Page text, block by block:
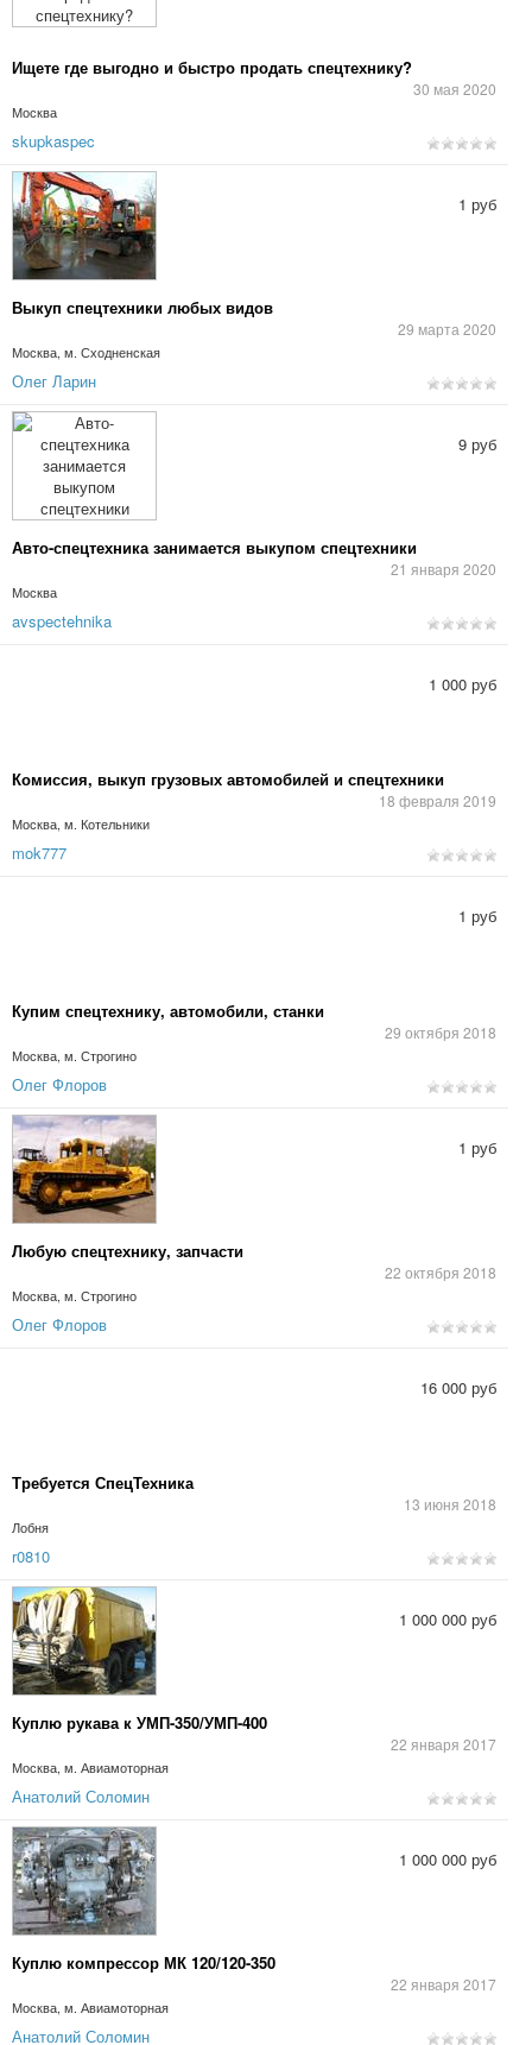
Ищете где выгодно и быстро продать спецтехнику?
30 мая 2020
Москва
skupkaspec
Выкуп спецтехники любых видов
29 марта 2020
Москва, м. Сходненская
1 руб
Олег Ларин
Авто-спецтехника занимается выкупом спецтехники
21 января 2020
Москва
9 руб
avspectehnika
Комиссия, выкуп грузовых автомобилей и спецтехники
18 февраля 2019
Москва, м. Котельники
1 000 руб
mok777
Купим спецтехнику, автомобили, станки
29 октября 2018
Москва, м. Строгино
1 руб
Олег Флоров
Любую спецтехнику, запчасти
22 октября 2018
Москва, м. Строгино
1 руб
Олег Флоров
Требуется СпецТехника
13 июня 2018
Лобня
16 000 руб
r0810
Куплю рукава к УМП-350/УМП-400
22 января 2017
Москва, м. Авиамоторная
1 000 000 руб
Анатолий Соломин
Куплю компрессор МК 120/120-350
22 января 2017
Москва, м. Авиамоторная
1 000 000 руб
Анатолий Соломин